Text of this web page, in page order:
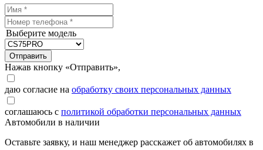
Выберите модель
Отправить
Нажав кнопку «Отправить»,
даю согласие на обработку своих персональных данных
соглашаюсь с политикой обработки персональных данных
Автомобили в наличии
Оставьте заявку, и наш менеджер расскажет об автомобилях в